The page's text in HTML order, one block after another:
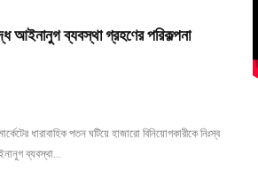
আইনানুগ ব্যবস্থা গ্রহণের পরিকল্পনা
ধারাবাহিক পতন ঘটিয়ে হাজারো বিনিয়োগকারীকে নিঃস্ব
ব্যবস্থা…